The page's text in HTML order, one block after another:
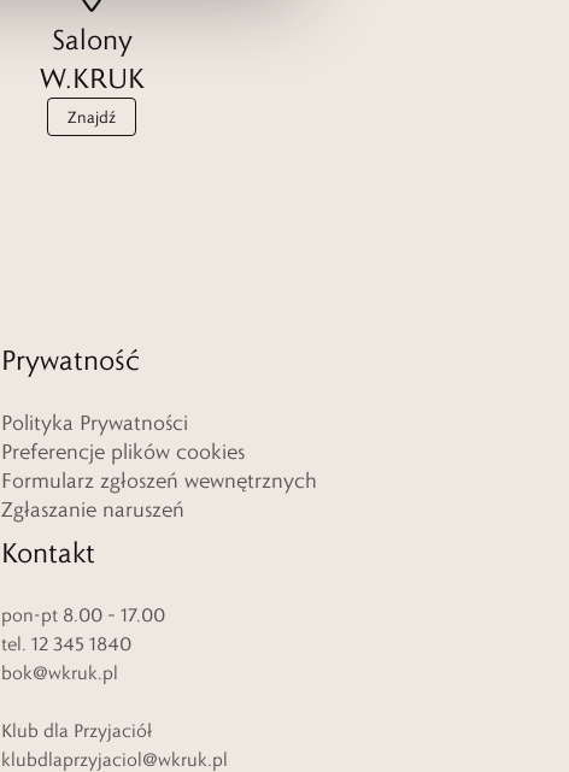
Salony
W.KRUK
Znajdź
Prywatność
Polityka Prywatności
Preferencje plików cookies
Formularz zgłoszeń wewnętrznych
Zgłaszanie naruszeń
Kontakt
pon-pt 8.00 – 17.00
tel. 12 345 1840
bok@wkruk.pl
Klub dla Przyjaciół
klubdlaprzyjaciol@wkruk.pl